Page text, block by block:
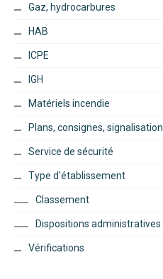
Gaz, hydrocarbures
HAB
ICPE
IGH
Matériels incendie
Plans, consignes, signalisation
Service de sécurité
Type d'établissement
Classement
Dispositions administratives
Vérifications